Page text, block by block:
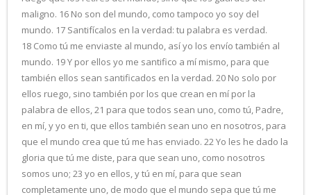
maligno. 16 No son del mundo, como tampoco yo soy del
mundo. 17 Santifícalos en la verdad: tu palabra es verdad.
18 Como tú me enviaste al mundo, así yo los envío también al
mundo. 19 Y por ellos yo me santifico a mí mismo, para que
también ellos sean santificados en la verdad. 20 No solo por
ellos ruego, sino también por los que crean en mí por la
palabra de ellos, 21 para que todos sean uno, como tú, Padre,
en mí, y yo en ti, que ellos también sean uno en nosotros, para
que el mundo crea que tú me has enviado. 22 Yo les he dado la
gloria que tú me diste, para que sean uno, como nosotros
somos uno; 23 yo en ellos, y tú en mí, para que sean
completamente uno, de modo que el mundo sepa que tú me